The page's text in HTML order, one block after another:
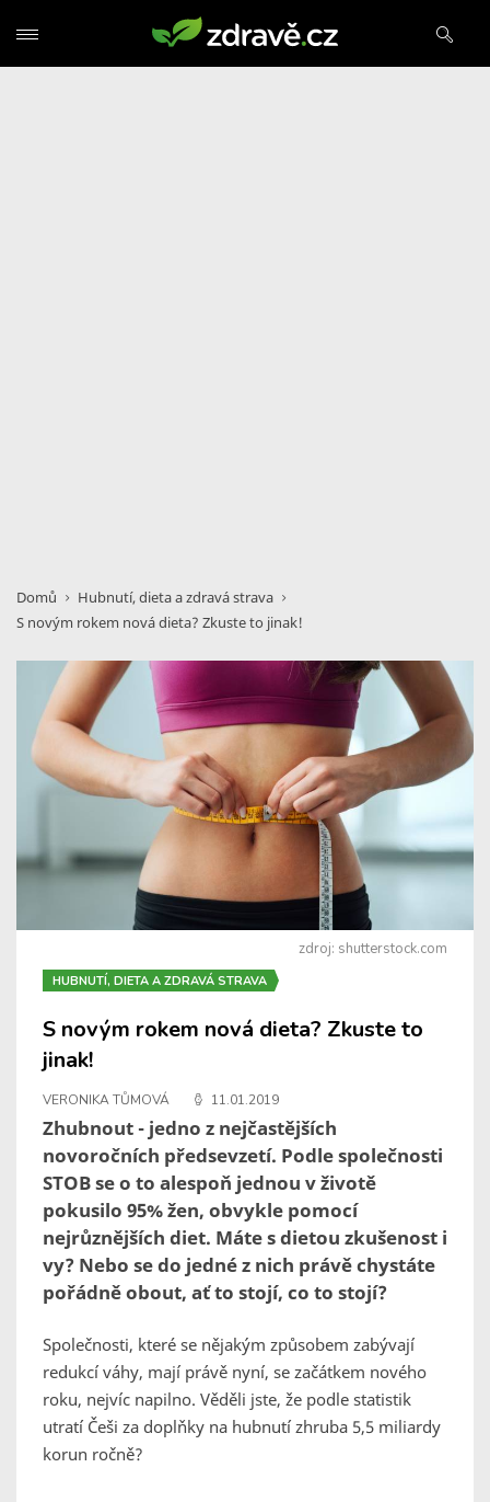
Domů
Hubnutí, dieta a zdravá strava
S novým rokem nová dieta? Zkuste to jinak!
zdroj: shutterstock.com
HUBNUTÍ, DIETA A ZDRAVÁ STRAVA
S novým rokem nová dieta? Zkuste to
jinak!
VERONIKA TŮMOVÁ 11.01.2019
Zhubnout - jedno z nejčastějších
novoročních předsevzetí. Podle společnosti
STOB se o to alespoň jednou v životě
pokusilo 95% žen, obvykle pomocí
nejrůznějších diet. Máte s dietou zkušenost i
vy? Nebo se do jedné z nich právě chystáte
pořádně obout, ať to stojí, co to stojí?
Společnosti, které se nějakým způsobem zabývají
redukcí váhy, mají právě nyní, se začátkem nového
roku, nejvíc napilno. Věděli jste, že podle statistik
utratí Češi za doplňky na hubnutí zhruba 5,5 miliardy
korun ročně?